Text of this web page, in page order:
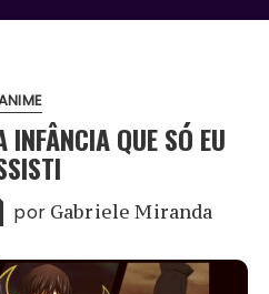
QUE SÓ EU
por Gabriele Miranda